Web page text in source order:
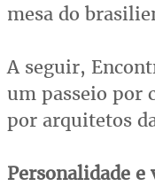
mesa do
A seguir,
um passeio por
por arquitetos
Personalidade